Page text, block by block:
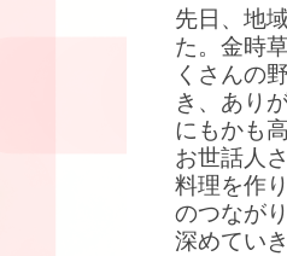
先日、地
た。金時
くさんの
き、あり
にもかも
お世話人
料理を作
のつなが
深めてい